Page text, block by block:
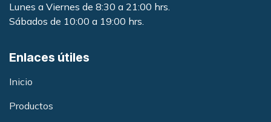
Lunes a Viernes de 8:30 a 21:00 hrs.
Sábados de 10:00 a 19:00 hrs.
Enlaces útiles
Inicio
Productos